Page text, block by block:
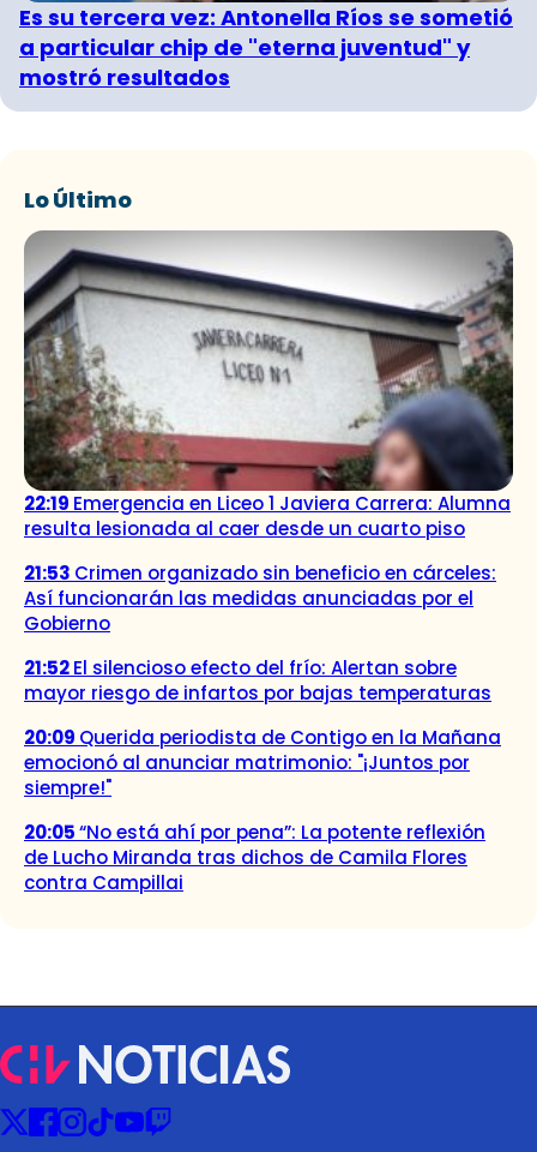
Es su tercera vez: Antonella Ríos se sometió
a particular chip de "eterna juventud" y
mostró resultados
Lo Último
22:19 Emergencia en Liceo 1 Javiera Carrera: Alumna
resulta lesionada al caer desde un cuarto piso
21:53 Crimen organizado sin beneficio en cárceles:
Así funcionarán las medidas anunciadas por el
Gobierno
21:52El silencioso efecto del frío: Alertan sobre
mayor riesgo de infartos por bajas temperaturas
20:09 Querida periodista de Contigo en la Mañana
emocionó al anunciar matrimonio: "¡Juntos por
siempre!"
20:05“No está ahí por pena”: La potente reflexión
de Lucho Miranda tras dichos de Camila Flores
contra Campillai